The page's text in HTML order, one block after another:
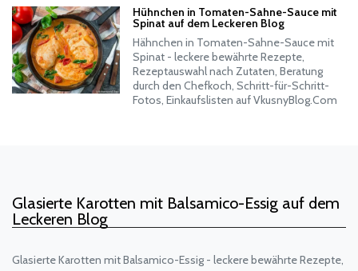
Hühnchen in Tomaten-Sahne-Sauce mit
Spinat auf dem Leckeren Blog
Hähnchen in Tomaten-Sahne-Sauce mit
Spinat - leckere bewährte Rezepte,
Rezeptauswahl nach Zutaten, Beratung
durch den Chefkoch, Schritt-für-Schritt-
Fotos, Einkaufslisten auf VkusnyBlog.Com
Glasierte Karotten mit Balsamico-Essig auf dem
Leckeren Blog
Glasierte Karotten mit Balsamico-Essig - leckere bewährte Rezepte,